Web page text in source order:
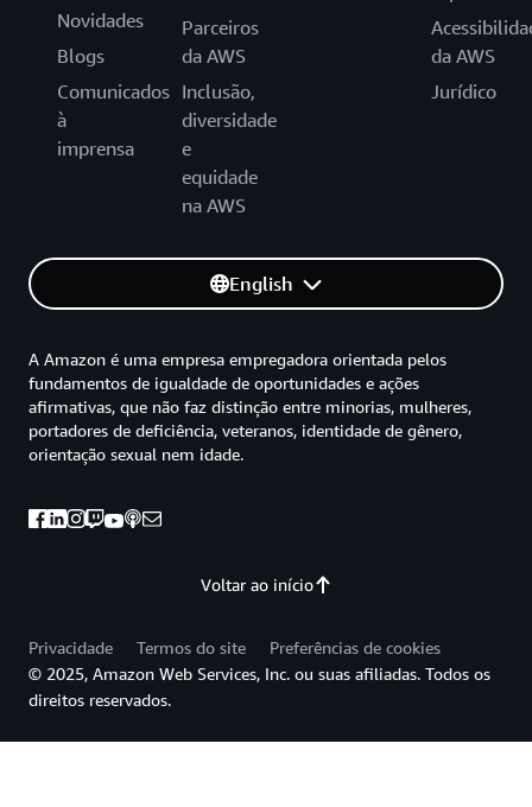
Novidades
Blogs
Comunicados
à
imprensa
Parceiros
da AWS
Inclusão,
diversidade
e
equidade
na AWS
da AWS
Jurídico
English
Voltar ao início
A Amazon é uma empresa empregadora orientada pelos
fundamentos de igualdade de oportunidades e ações
afirmativas, que não faz distinção entre minorias, mulheres,
portadores de deficiência, veteranos, identidade de gênero,
orientação sexual nem idade.
Privacidade Termos do site
Preferências de cookies
© 2025, Amazon Web Services, Inc. ou suas afiliadas. Todos os
direitos reservados.